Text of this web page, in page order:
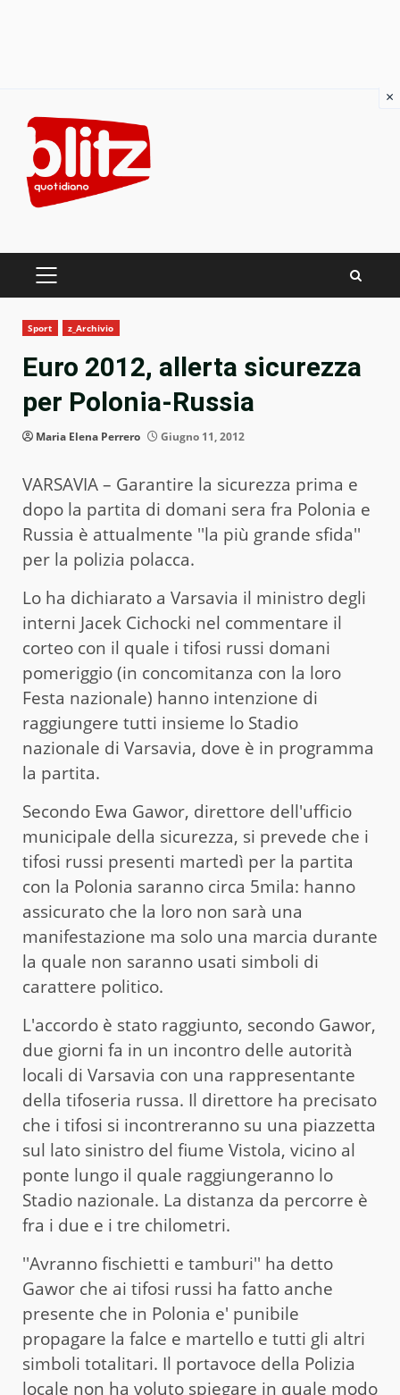
content
PRIMARY
Sport z_Archivio
Euro 2012, allerta sicurezza
per Polonia-Russia
Maria Elena Perrero Giugno 11, 2012
VARSAVIA – Garantire la sicurezza prima e
dopo la partita di domani sera fra Polonia e
Russia è attualmente ''la più grande sfida''
per la polizia polacca.
Lo ha dichiarato a Varsavia il ministro degli
interni Jacek Cichocki nel commentare il
corteo con il quale i tifosi russi domani
pomeriggio (in concomitanza con la loro
Festa nazionale) hanno intenzione di
raggiungere tutti insieme lo Stadio
nazionale di Varsavia, dove è in programma
la partita.
Secondo Ewa Gawor, direttore dell'ufficio
municipale della sicurezza, si prevede che i
tifosi russi presenti martedì per la partita
con la Polonia saranno circa 5mila: hanno
assicurato che la loro non sarà una
manifestazione ma solo una marcia durante
la quale non saranno usati simboli di
carattere politico.
L'accordo è stato raggiunto, secondo Gawor,
due giorni fa in un incontro delle autorità
locali di Varsavia con una rappresentante
della tifoseria russa. Il direttore ha precisato
che i tifosi si incontreranno su una piazzetta
sul lato sinistro del fiume Vistola, vicino al
ponte lungo il quale raggiungeranno lo
Stadio nazionale. La distanza da percorre è
fra i due e i tre chilometri.
''Avranno fischietti e tamburi'' ha detto
Gawor che ai tifosi russi ha fatto anche
presente che in Polonia e' punibile
propagare la falce e martello e tutti gli altri
simboli totalitari. Il portavoce della Polizia
locale non ha voluto spiegare in quale modo
×